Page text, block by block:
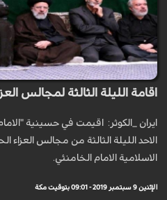
اقامة الليلة الثالثة لمجالس
ايران _الكوثر: اقيمت في حسينية
الاحد الليلة الثالثة من مجالس العزاء
الاسلامية الامام الخامنئي.
الإثنين 9 سبتمبر 2019 - 09:01 بتوقيت مكة